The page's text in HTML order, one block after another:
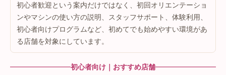
初心者歓迎という案内だけではなく、初回オリエンテーショ
ンやマシンの使い方の説明、スタッフサポート、体験利用、
初心者向けプログラムなど、初めてでも始めやすい環境があ
る店舗を対象にしています。
初心者向け｜おすすめ店舗